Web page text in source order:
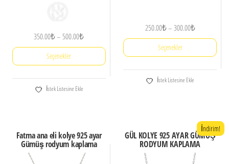
350.00₺–500.00₺Fiyat
aralığı:
350.00₺
Seçenekler
Bu
ürünün
varyasyonu
var.
İstek Listesine Ekle
250.00₺–300.00₺Fiyat
aralığı:
250.00₺
Seçenekler
Bu
ürünün
varyasyonu
var.
Seçenekler
İstek Listesine Ekle
Fatma ana eli kolye 925 ayar
Gümüş rodyum kaplama
GÜL KOLYE 925 AYAR GÜMÜŞ
RODYUM KAPLAMA
İndirim!